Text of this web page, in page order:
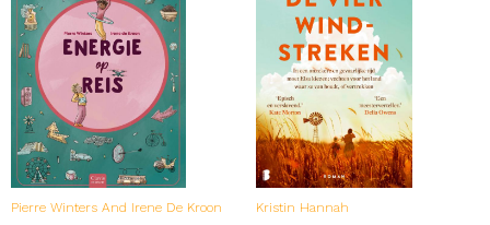
Pierre Winters And Irene De Kroon Kristin Hannah